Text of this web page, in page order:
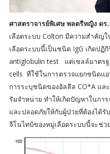
ศาสตราจารย์พิเศษ พลตรีหญิง ดร
เลือดระบบ Colton มีความสำคัญ
เลือดระบบนี้เป็นชนิด IgG เกิดปฏิ
antiglobulin test แต่เซลล์มาตรฐ
cells ที่ใช้ในการตรวจแยกชนิดแ
การระบุชนิดของอัลลีล CO*A แ
รัมจำหน่าย ทำให้เกิดปัญหาในกา
และปลอดภัยให้กับผู้ป่วยที่ต้องได้รั
จีโนไทป์ของหมู่เลือดระบบนี้จะช่